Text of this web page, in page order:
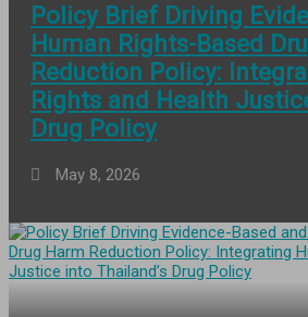
Policy Brief Driving
Human Rights-Based
Reduction Policy:
Rights and Health
Drug Policy
May 8, 2026